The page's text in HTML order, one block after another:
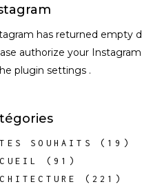
has returned empty
authorize your
plugin settings .
SOUHAITS
(19)
(91)
(221)